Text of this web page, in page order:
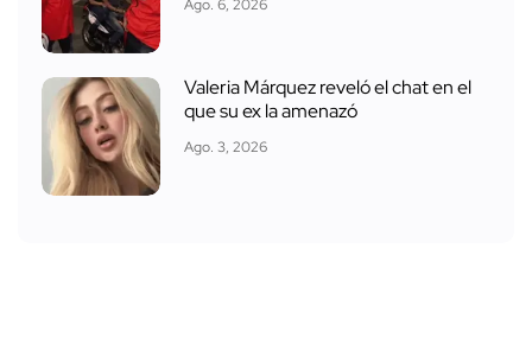
Ago. 6, 2026
Valeria Márquez reveló el chat en el
que su ex la amenazó
Ago. 3, 2026